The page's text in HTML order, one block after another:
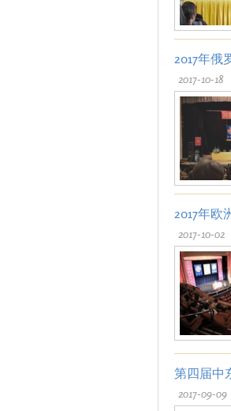
2017年俄
2017-10-18
2017年欧
2017-10-02
第四届中
2017-09-09